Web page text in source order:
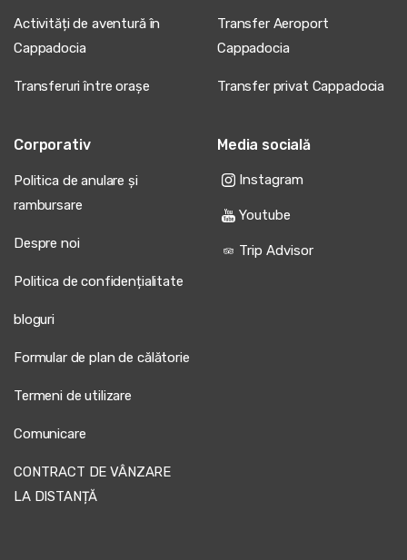
Activități de aventură în
Cappadocia
Transfer Aeroport
Cappadocia
Transferuri între orașe Transfer privat Cappadocia
Corporativ
Politica de anulare și
rambursare
Despre noi
Politica de confidențialitate
bloguri
Formular de plan de călătorie
Termeni de utilizare
Comunicare
CONTRACT DE VÂNZARE
LA DISTANȚĂ
Media socială
Instagram
Youtube
Trip Advisor